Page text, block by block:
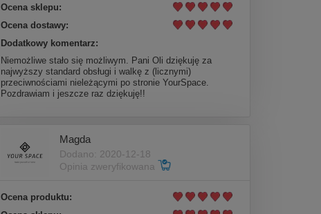
Ocena sklepu:
Ocena dostawy:
Dodatkowy komentarz:
Niemożliwe stało się możliwym. Pani Oli dziękuję za
najwyższy standard obsługi i walkę z (licznymi)
przeciwnościami nieleżącymi po stronie YourSpace.
Pozdrawiam i jeszcze raz dziękuję!!
Magda
Dodano: 2020-12-18
Opinia zweryfikowana
Ocena produktu: